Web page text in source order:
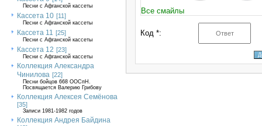
Песни с Афганской кассеты
Кассета 10 [11]
Песни с Афганской кассеты
Кассета 11 [25]
Песни с Афганской кассеты
Кассета 12 [23]
Песни с Афганской кассеты
Коллекция Александра
Чинилова [22]
Песни бойцов 668 ООСпН.
Посвящается Валерию Грибову
Коллекция Алексея Семёнова
[35]
Записи 1981-1982 годов
Коллекция Андрея Байдина
Все смайлы
Код *: